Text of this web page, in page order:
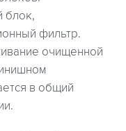
блок,
фильтр.
очищенной
в общий